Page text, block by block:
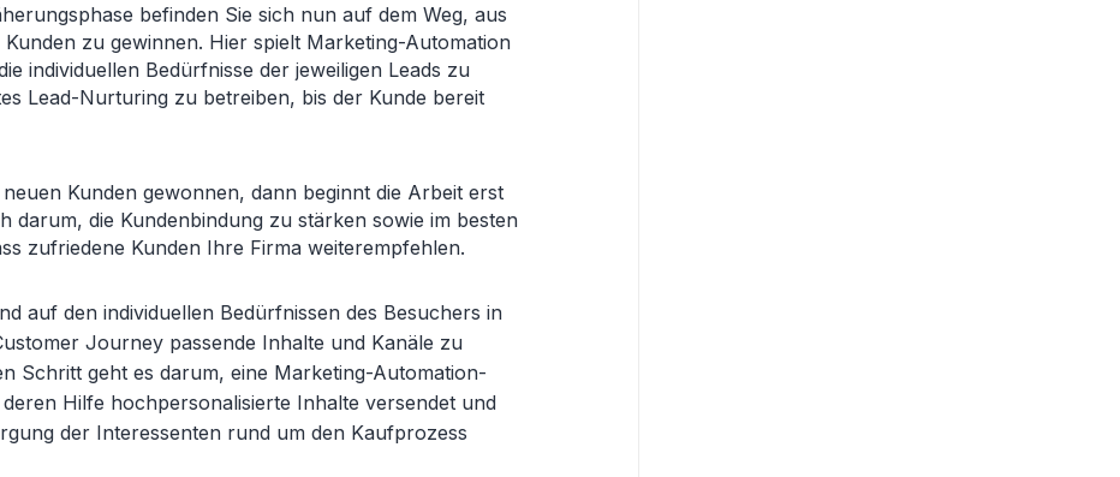
befinden Sie sich nun auf dem Weg, aus
zu gewinnen. Hier spielt Marketing-Automation
individuellen Bedürfnisse der jeweiligen Leads zu
Lead-Nurturing zu betreiben, bis der Kunde bereit
Kunden gewonnen, dann beginnt die Arbeit erst
darum, die Kundenbindung zu stärken sowie im besten
zufriedene Kunden Ihre Firma weiterempfehlen.
auf den individuellen Bedürfnissen des Besuchers in
Journey passende Inhalte und Kanäle zu
Schritt geht es darum, eine Marketing-Automation-
Hilfe hochpersonalisierte Inhalte versendet und
der Interessenten rund um den Kaufprozess